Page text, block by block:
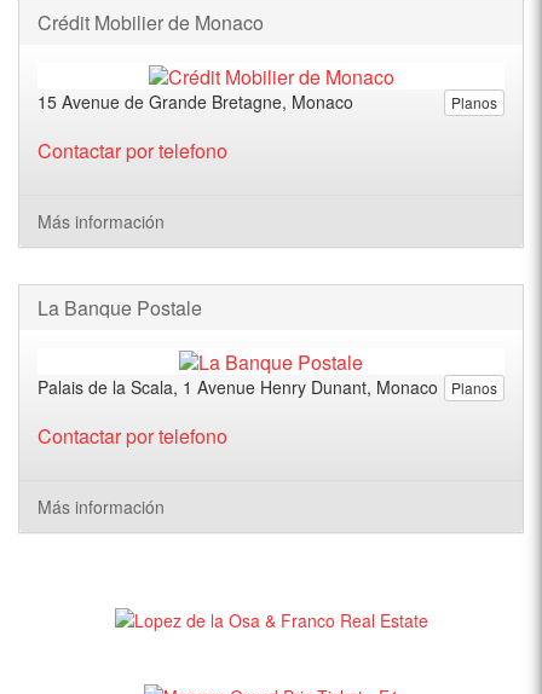
Crédit Mobilier de Monaco
Planos
15 Avenue de Grande Bretagne, Monaco
Contactar por telefono
Más información
La Banque Postale
Planos
Palais de la Scala, 1 Avenue Henry Dunant, Monaco
Contactar por telefono
Más información